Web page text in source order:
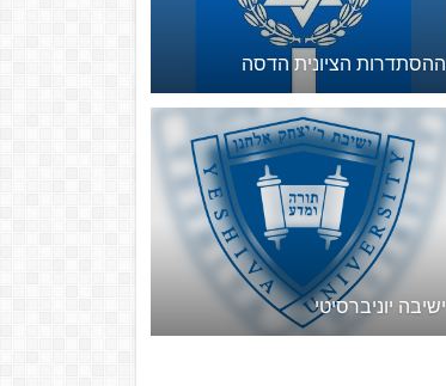
ההסתדרות הציונית הדסה
ישיבה יוניברסיטי